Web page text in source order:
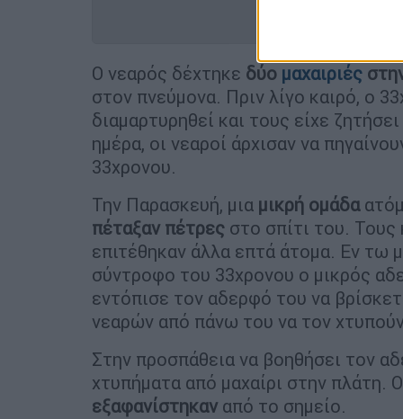
Ο νεαρός δέχτηκε δύο μαχαιριές
στον πνεύμονα. Πριν λίγο καιρό, ο
διαμαρτυρηθεί και τους είχε
ημέρα, οι νεαροί άρχισαν να
33χρονου.
Την Παρασκευή, μια μικρή ομάδα
πέταξαν πέτρες στο σπίτι του. Τους
επιτέθηκαν άλλα επτά άτομα. Εν τω
σύντροφο του 33χρονου ο μικρός
εντόπισε τον αδερφό του να
νεαρών από πάνω του να τον
Στην προσπάθεια να βοηθήσει τον
χτυπήματα από μαχαίρι στην πλάτη.
εξαφανίστηκαν από το σημείο.